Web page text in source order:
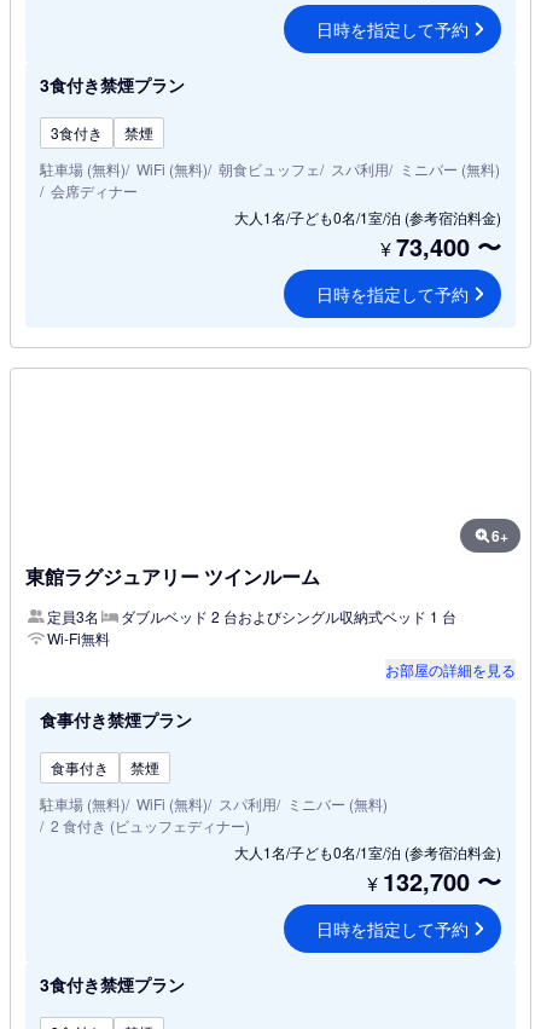
日時を指定して予約
3食付き禁煙プラン
3食付き
禁煙
駐車場 (無料) WiFi (無料) 朝食ビュッフェ スパ利用
ミニバー (無料)
会席ディナー
大人1名/子ども0名/1室/泊 (参考宿泊料金)
¥73,400 〜
日時を指定して予約
6+
東館ラグジュアリー ツインルーム
定員3名
ダブルベッド 2 台およびシングル収納式ベッド 1 台
Wi-Fi無料
お部屋の詳細を見る
食事付き禁煙プラン
食事付き
禁煙
駐車場 (無料) WiFi (無料) スパ利用
ミニバー (無料)
2 食付き (ビュッフェディナー)
大人1名/子ども0名/1室/泊 (参考宿泊料金)
¥ 132,700 〜
日時を指定して予約
3食付き禁煙プラン